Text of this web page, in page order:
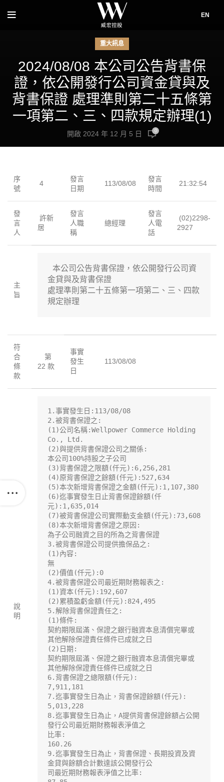
EN
重大訊息
2024/08/08 本公司公告背書保
證，依公開發行公司資金貸與及
背書保證 處理準則第二十五條第
一項第二、三、四款規定辦理(1)
開啟 2024 年 12 月 5 日 0
序
號
4
發言
日期
113/08/08
發言
時間
21:32:54
發
言
人
許新
居
發言
人職
稱
總經理
發言
人電
話
(02)2298-
2927
主
旨
本公司公告背書保證，依公開發行公司資
金貸與及背書保證
處理準則第二十五條第一項第二、三、四款
規定辦理
符
合
條
款
第
22 款
事實
發生
日
113/08/08
說
明
1.事實發生日:113/08/08
2.被背書保證之:
(1)公司名稱:Wellpower Commerce Holding
Co., Ltd.
(2)與提供背書保證公司之關係:
本公司100%持股之子公司
(3)背書保證之限額(仟元):6,256,281
(4)原背書保證之餘額(仟元):527,634
(5)本次新增背書保證之金額(仟元):1,107,380
(6)迄事實發生日止背書保證餘額(仟
元):1,635,014
(7)被背書保證公司實際動支金額(仟元):73,608
(8)本次新增背書保證之原因:
為子公司融資之目的所為之背書保證
3.被背書保證公司提供擔保品之:
(1)內容:
無
(2)價值(仟元):0
4.被背書保證公司最近期財務報表之:
(1)資本(仟元):192,607
(2)累積盈虧金額(仟元):824,495
5.解除背書保證責任之:
(1)條件:
契約期限屆滿、保證之銀行融資本息清償完畢或
其他解除保證責任條件已成就之日
(2)日期:
契約期限屆滿、保證之銀行融資本息清償完畢或
其他解除保證責任條件已成就之日
6.背書保證之總限額(仟元):
7,911,181
7.迄事實發生日為止，背書保證餘額(仟元):
5,013,228
8.迄事實發生日為止，A提供背書保證餘額占公開
發行公司最近期財務報表淨值之
比率:
160.26
9.迄事實發生日為止，背書保證、長期投資及資
金貸與餘額合計數達該公開發行公
司最近期財務報表淨值之比率: